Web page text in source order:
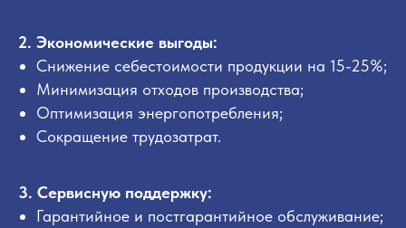
2. Экономические выгоды:
Снижение себестоимости продукции на 15-25%;
Минимизация отходов производства;
Оптимизация энергопотребления;
Сокращение трудозатрат.
3. Сервисную поддержку:
Гарантийное и постгарантийное обслуживание;